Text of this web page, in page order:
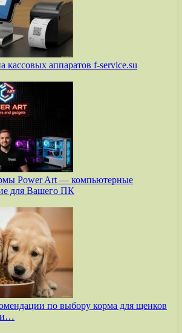
кассовых аппаратов f-service.su
Power Art — компьютерные
для Вашего ПК
по выбору корма для щенков
и…